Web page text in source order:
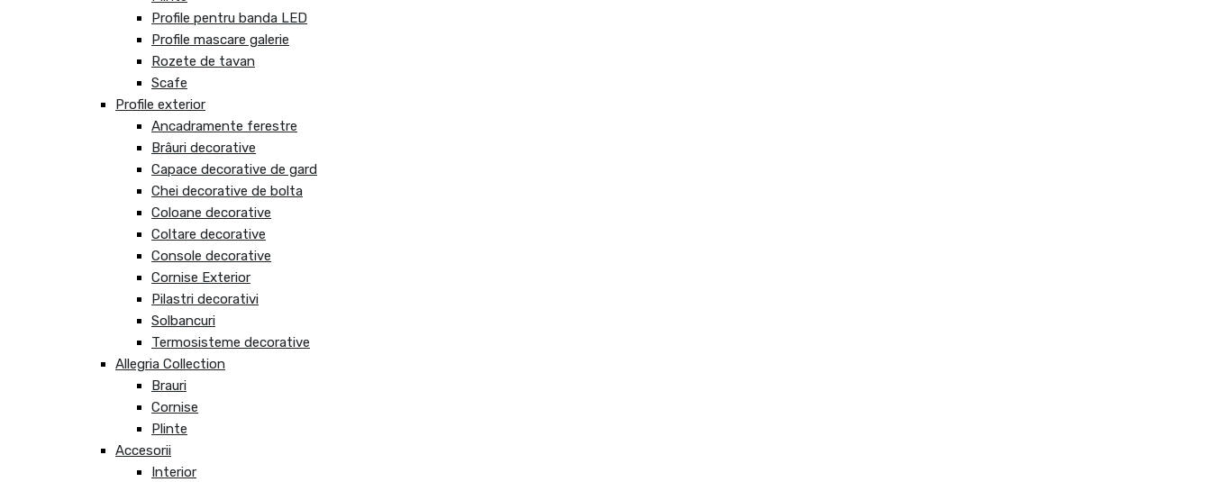
Profile pentru banda LED
Profile mascare galerie
Rozete de tavan
Scafe
Profile exterior
Ancadramente ferestre
Brâuri decorative
Capace decorative de gard
Chei decorative de bolta
Coloane decorative
Coltare decorative
Console decorative
Cornise Exterior
Pilastri decorativi
Solbancuri
Termosisteme decorative
Allegria Collection
Brauri
Cornise
Plinte
Accesorii
Interior